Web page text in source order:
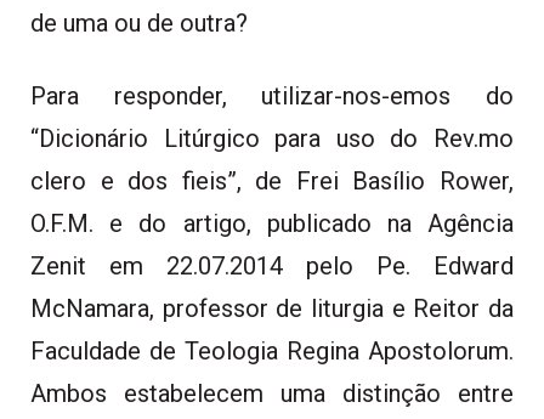
de uma ou de outra?
Para responder, utilizar-nos-emos do
“Dicionário Litúrgico para uso do Rev.mo
clero e dos fieis”, de Frei Basílio Rower,
O.F.M. e do artigo, publicado na Agência
Zenit em 22.07.2014 pelo Pe. Edward
McNamara, professor de liturgia e Reitor da
Faculdade de Teologia Regina Apostolorum.
Ambos estabelecem uma distinção entre